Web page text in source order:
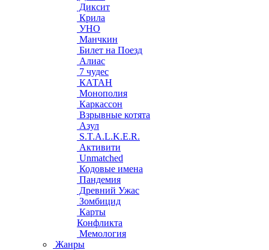
Диксит
Крила
УНО
Манчкин
Билет на Поезд
Алиас
7 чудес
КАТАН
Монополия
Каркассон
Взрывные котята
Азул
S.T.A.L.K.E.R.
Активити
Unmatched
Кодовые имена
Пандемия
Древний Ужас
Зомбицид
Карты
Конфликта
Мемология
Жанры